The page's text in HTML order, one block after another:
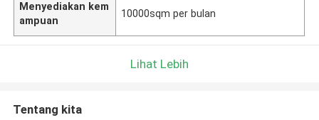
Menyediakan kem
ampuan
10000sqm per bulan
Lihat Lebih
Tentang kita